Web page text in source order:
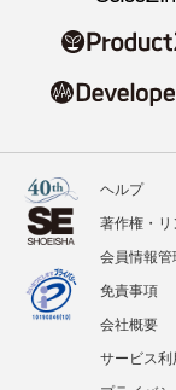
ヘルプ
著作権・リ
会員情報管
免責事項
会社概要
サービス